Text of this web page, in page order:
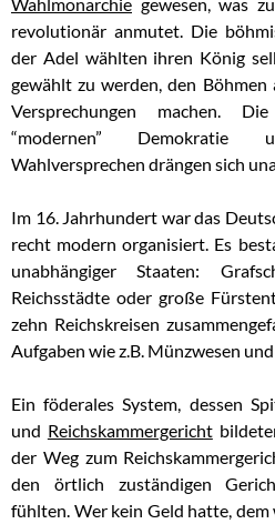
revolutionär anmutet. Die
der Adel wählten ihren König
gewählt zu werden, den Böhmen
Versprechungen machen.
“modernen”
Wahlversprechen drängen sich
Im 16. Jahrhundert war das
recht modern organisiert. Es
unabhängiger Staaten:
Reichsstädte oder große
zehn Reichskreisen
Aufgaben wie z.B. Münzwesen
Ein föderales System, dessen
und Reichskammergericht
der Weg zum
den örtlich zuständigen
fühlten. Wer kein Geld hatte,